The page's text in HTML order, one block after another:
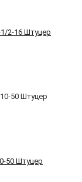
2-16 Штуцер
50 Штуцер